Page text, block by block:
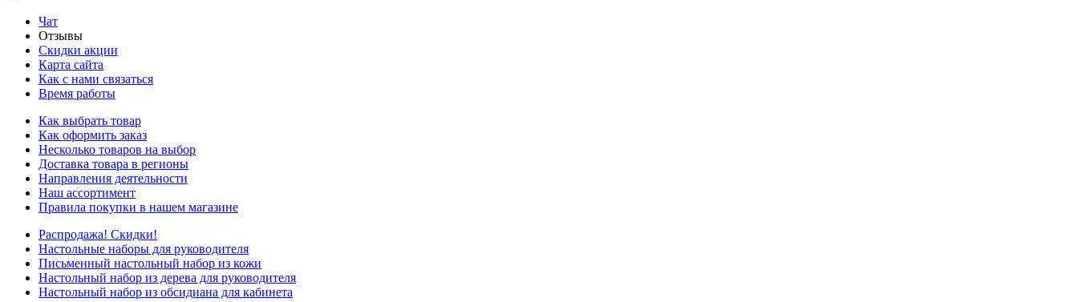
Чат
Отзывы
Скидки акции
Карта сайта
Как с нами связаться
Время работы
Как выбрать товар
Как оформить заказ
Несколько товаров на выбор
Доставка товара в регионы
Направления деятельности
Наш ассортимент
Правила покупки в нашем магазине
Распродажа! Скидки!
Настольные наборы для руководителя
Письменный настольный набор из кожи
Настольный набор из дерева для руководителя
Настольный набор из обсидиана для кабинета